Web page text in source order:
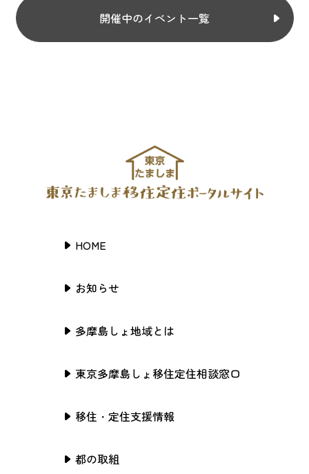
開催中のイベント一覧
HOME
お知らせ
多摩島しょ地域とは
東京多摩島しょ移住定住相談窓口
移住・定住支援情報
都の取組